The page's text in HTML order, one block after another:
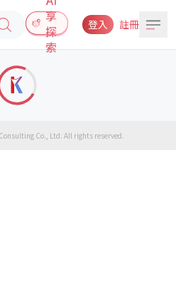
享
探
索
登入 註冊
Co., Ltd. All rights reserved.